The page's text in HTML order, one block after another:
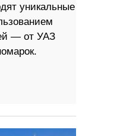
уникальные
— от УАЗ